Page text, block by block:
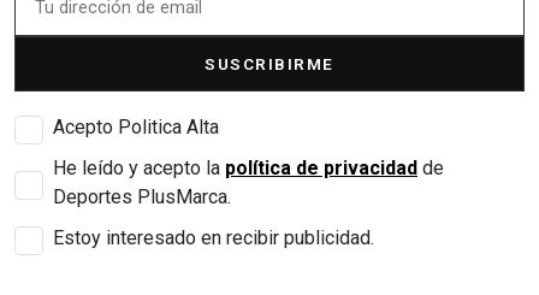
SUSCRIBIRME
Acepto Politica Alta
He leído y acepto la política de privacidad de
Deportes PlusMarca.
Estoy interesado en recibir publicidad.